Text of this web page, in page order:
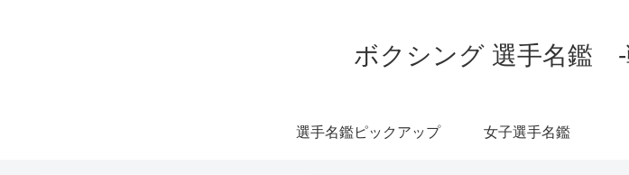
ボクシング 選手名鑑 -
選手名鑑ピックアップ 女子選手名鑑